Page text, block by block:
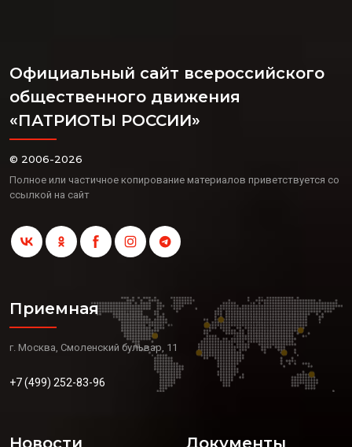
Официальный сайт всероссийского
общественного движения
«ПАТРИОТЫ РОССИИ»
© 2006-2026
Полное или частичное копирование материалов приветствуется со
ссылкой на сайт
Приемная
г. Москва, Смоленский бульвар, 11
+7 (499) 252-83-96
Новости Документы